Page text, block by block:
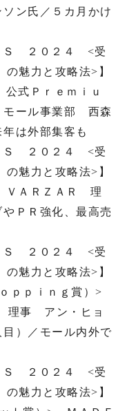
ン氏／５カ月かけ
Ｓ ２０２４ <受
魅力と攻略法>】
式Ｐｒｅｍｉｕ
ール事業部 西森
は外部集客も
Ｓ ２０２４ <受
魅力と攻略法>】
ＡＲＺＡＲ 理
ＰＲ強化、最高売
Ｓ ２０２４ <受
魅力と攻略法>】
ｐｐｉｎｇ賞）>
理事 アン・ヒョ
）／モール内外で
Ｓ ２０２４ <受
魅力と攻略法>】